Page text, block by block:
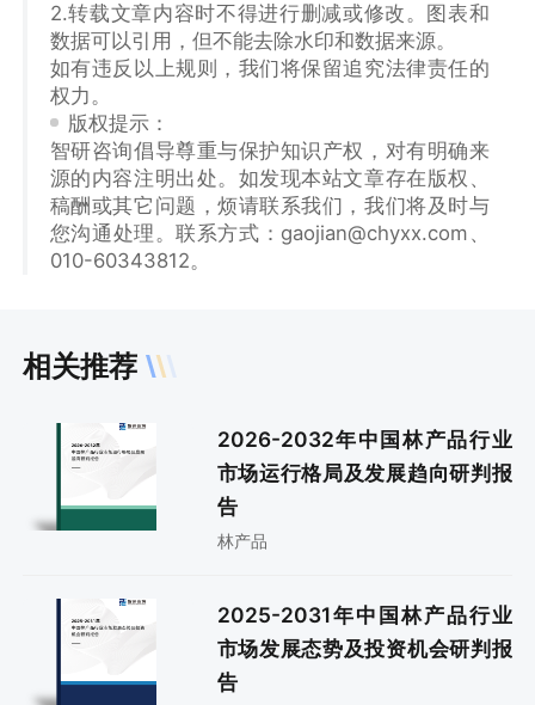
2.转载文章内容时不得进行删减或修改。图表和
数据可以引用，但不能去除水印和数据来源。
如有违反以上规则，我们将保留追究法律责任的
权力。
版权提示：
智研咨询倡导尊重与保护知识产权，对有明确来
源的内容注明出处。如发现本站文章存在版权、
稿酬或其它问题，烦请联系我们，我们将及时与
您沟通处理。联系方式：gaojian@chyxx.com、
010-60343812。
相关推荐
2026-2032年中国林产品行业
市场运行格局及发展趋向研判报
告
林产品
2025-2031年中国林产品行业
市场发展态势及投资机会研判报
告